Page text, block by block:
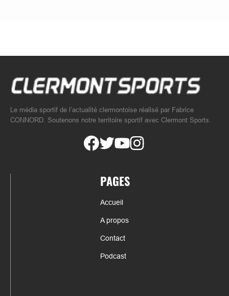
Le média sportif de l’actualité clermontoise réalisé par Fabrice
CONNORD. Soutenons notre territoire sportif avec Clermont Sports.
PAGES
Accueil
A propos
Contact
Podcast